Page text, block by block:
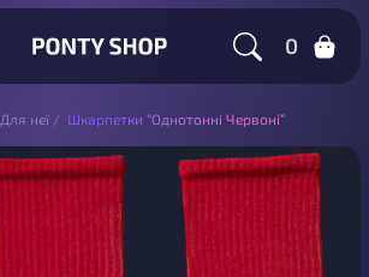
0
Для неї / Шкарпетки “Однотонні Червоні”